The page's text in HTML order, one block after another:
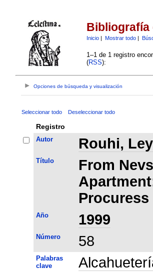
Bibliografía
Inicio| Mostrar todo|
1–1 de 1 registro
(RSS):
Opciones de búsqueda y visualización
Seleccionar todo Deseleccionar todo
Registro
Autor Rouhi,
Título
From
Procuress
Año 1999
Número 58
Palabras
clave